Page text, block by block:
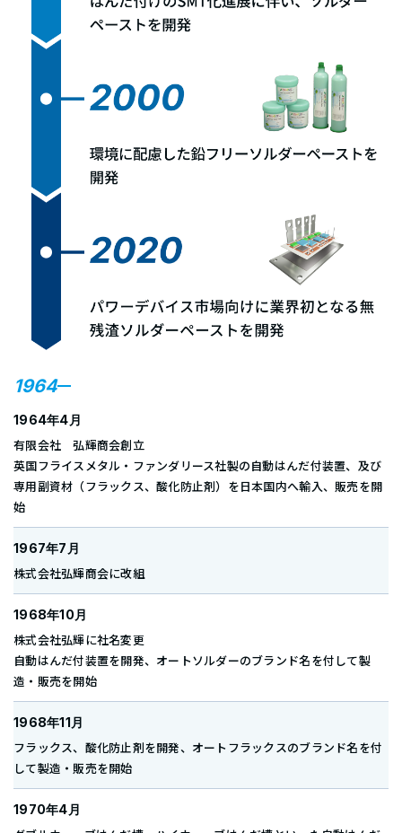
1964
1964年4月
有限会社 弘輝商会創立
英国フライスメタル・ファンダリース社製の自動はんだ付装置、及び
専用副資材（フラックス、酸化防止剤）を日本国内へ輸入、販売を開
始
1967年7月
株式会社弘輝商会に改組
1968年10月
株式会社弘輝に社名変更
自動はんだ付装置を開発、オートソルダーのブランド名を付して製
造・販売を開始
1968年11月
フラックス、酸化防止剤を開発、オートフラックスのブランド名を付
して製造・販売を開始
1970年4月